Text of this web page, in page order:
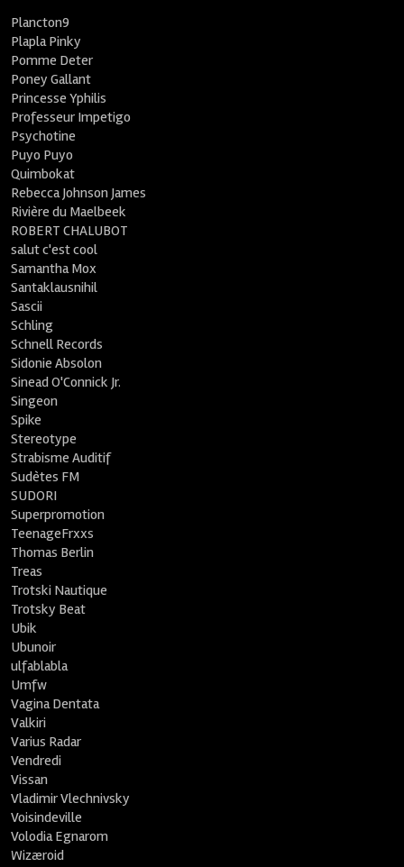
Plancton9
Plapla Pinky
Pomme Deter
Poney Gallant
Princesse Yphilis
Professeur Impetigo
Psychotine
Puyo Puyo
Quimbokat
Rebecca Johnson James
Rivière du Maelbeek
ROBERT CHALUBOT
salut c'est cool
Samantha Mox
Santaklausnihil
Sascii
Schling
Schnell Records
Sidonie Absolon
Sinead O'Connick Jr.
Singeon
Spike
Stereotype
Strabisme Auditif
Sudètes FM
SUDORI
Superpromotion
TeenageFrxxs
Thomas Berlin
Treas
Trotski Nautique
Trotsky Beat
Ubik
Ubunoir
ulfablabla
Umfw
Vagina Dentata
Valkiri
Varius Radar
Vendredi
Vissan
Vladimir Vlechnivsky
Voisindeville
Volodia Egnarom
Wizæroid